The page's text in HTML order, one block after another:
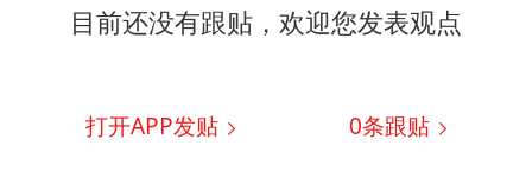
目前还没有跟贴，欢迎您发表观点
打开APP发贴 0条跟贴